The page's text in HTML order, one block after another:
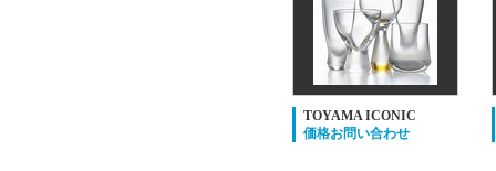
TOYAMA ICONIC
価格お問い合わせ